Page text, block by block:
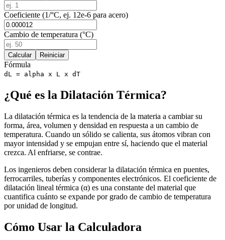
Coeficiente (1/°C, ej. 12e-6 para acero)
Cambio de temperatura (°C)
Calcular Reiniciar
Fórmula
dL = alpha x L x dT
¿Qué es la Dilatación Térmica?
La dilatación térmica es la tendencia de la materia a cambiar su
forma, área, volumen y densidad en respuesta a un cambio de
temperatura. Cuando un sólido se calienta, sus átomos vibran con
mayor intensidad y se empujan entre sí, haciendo que el material
crezca. Al enfriarse, se contrae.
Los ingenieros deben considerar la dilatación térmica en puentes,
ferrocarriles, tuberías y componentes electrónicos. El coeficiente de
dilatación lineal térmica (α) es una constante del material que
cuantifica cuánto se expande por grado de cambio de temperatura
por unidad de longitud.
Cómo Usar la Calculadora